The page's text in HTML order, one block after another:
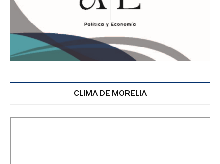
CLIMA DE MORELIA